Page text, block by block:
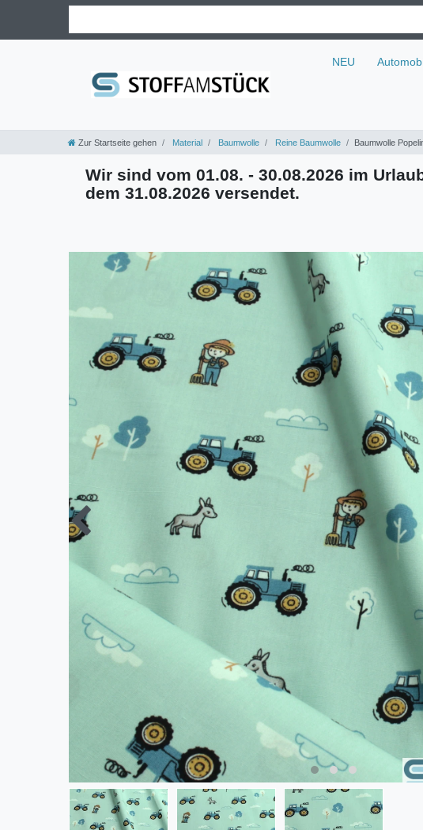
NEU
Zur Startseite gehen Material Baumwolle Reine Baumwolle Baumwolle
Wir sind vom 01.08. - 30.08.2026 im
dem 31.08.2026 versendet.